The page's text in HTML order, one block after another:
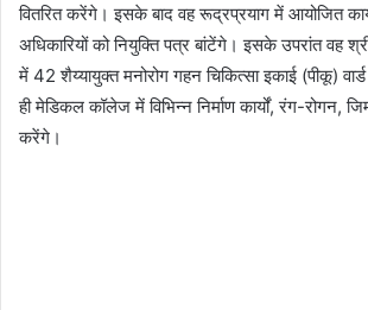
वितरित करेंगे। इसके बाद वह रूद्रप्रयाग में आयोजित
अधिकारियों को नियुक्ति पत्र बांटेंगे। इसके उपरांत वह
में 42 शैय्यायुक्त मनोरोग गहन चिकित्सा इकाई (पीकू)
ही मेडिकल कॉलेज में विभिन्न निर्माण कार्यों, रंग-रोगन,
करेंगे।